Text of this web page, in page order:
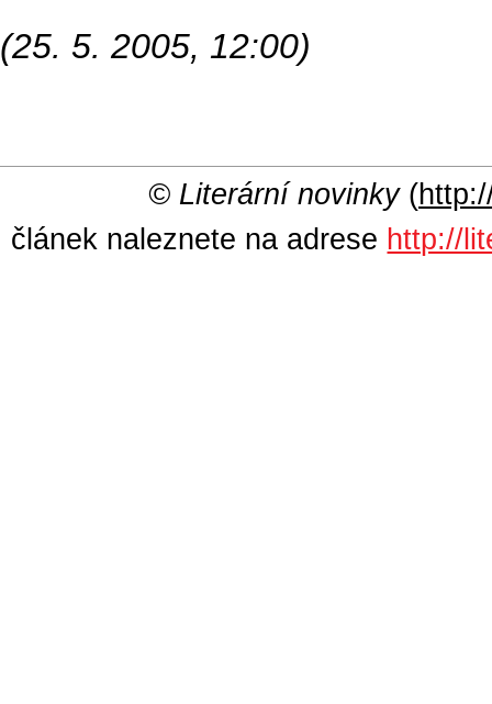
(25. 5. 2005, 12:00)
© Literární novinky(
článek naleznete na adrese http://